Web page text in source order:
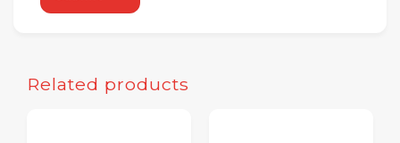
Related products